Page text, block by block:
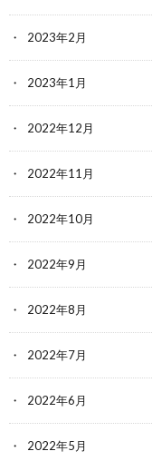
2023年2月
2023年1月
2022年12月
2022年11月
2022年10月
2022年9月
2022年8月
2022年7月
2022年6月
2022年5月